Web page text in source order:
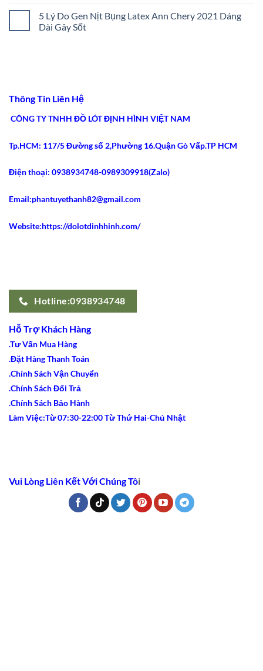
5
Bước
Chuẩn
Gen
Nịt
Bụng
2026
bình
luận
ở
Eo
Nhất
2026
5 Lý Do Gen Nịt Bụng Latex Ann Chery 2021 Dáng
Dài Gây Sốt
Gen
Bụng
Latex
2021
Gây
Sốt
Thông Tin Liên Hệ
CÔNG TY TNHH ĐỒ LÓT ĐỊNH HÌNH VIỆT NAM
Tp.HCM: 117/5 Đường số 2,Phường 16.Quận Gò Vấp.TP HCM
Điện thoại: 0938934748-0989309918(Zalo)
Email:phantuyethanh82@gmail.com
Website:https://dolotdinhhinh.com/
Hotline:0938934748
Hỗ Trợ Khách Hàng
.Tư Vấn Mua Hàng
.Đặt Hàng Thanh Toán
.Chính Sách Vận Chuyển
.Chính Sách Đổi Trả
.Chính Sách Bảo Hành
Làm Việc:Từ 07:30-22:00 Từ Thứ Hai-Chủ Nhật
Vui Lòng Liên Kết Với Chúng Tôi